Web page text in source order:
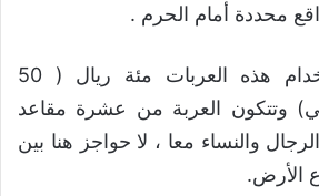
محددة أمام الحرم .
قيمة التذكرة لاستخدام هذه العربات مئة ريال ( 50
و50 للسعي) وتتكون العربة من عشرة مقاعد
والنساء معا ، لا حواجز هنا بين
الأرض.